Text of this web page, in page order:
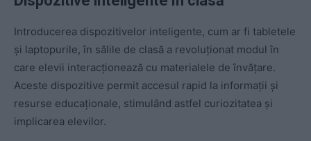
Introducerea dispozitivelor inteligente, cum ar fi tabletele
și laptopurile, în sălile de clasă a revoluționat modul în
care elevii interacționează cu materialele de învățare.
Aceste dispozitive permit accesul rapid la informații și
resurse educaționale, stimulând astfel curiozitatea și
implicarea elevilor.